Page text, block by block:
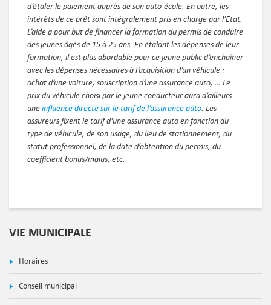
d’étaler le paiement auprès de son auto-école. En outre, les
intérêts de ce prêt sont intégralement pris en charge par l’Etat.
L’aide a pour but de financer la formation du permis de conduire
des jeunes âgés de 15 à 25 ans. En étalant les dépenses de leur
formation, il est plus abordable pour ce jeune public d’enchaîner
avec les dépenses nécessaires à l’acquisition d’un véhicule :
achat d’une voiture, souscription d’une assurance auto, … Le
prix du véhicule choisi par le jeune conducteur aura d’ailleurs
uneinfluence directe sur le tarif de l’assurance auto. Les
assureurs fixent le tarif d'une assurance auto en fonction du
type de véhicule, de son usage, du lieu de stationnement, du
statut professionnel, de la date d’obtention du permis, du
coefficient bonus/malus, etc.
VIE MUNICIPALE
Horaires
Conseil municipal